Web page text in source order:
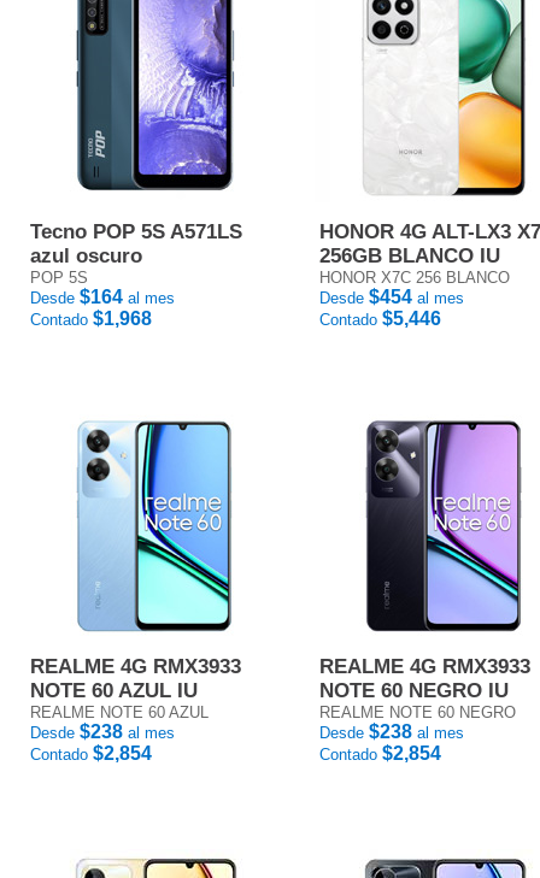
Tecno POP 5S A571LS
azul oscuro
POP 5S
Desde $164 al mes
Contado $1,968
HONOR 4G ALT-LX3
256GB BLANCO IU
HONOR X7C 256 BLANCO
Desde $454 al mes
Contado $5,446
REALME 4G RMX3933
NOTE 60 AZUL IU
REALME NOTE 60 AZUL
Desde $238 al mes
Contado $2,854
REALME 4G RMX3933
NOTE 60 NEGRO IU
REALME NOTE 60 NEGRO
Desde $238 al mes
Contado $2,854